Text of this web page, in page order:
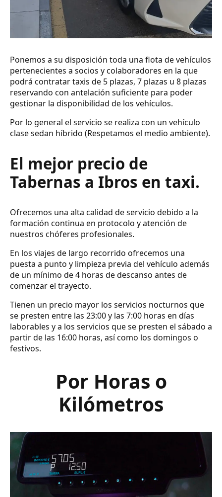
Ponemos a su disposición toda una flota de vehículos
pertenecientes a socios y colaboradores en la que
podrá contratar taxis de 5 plazas, 7 plazas u 8 plazas
reservando con antelación suficiente para poder
gestionar la disponibilidad de los vehículos.
Por lo general el servicio se realiza con un vehículo
clase sedan híbrido (Respetamos el medio ambiente).
El mejor precio de
Tabernas a Ibros en taxi.
Ofrecemos una alta calidad de servicio debido a la
formación continua en protocolo y atención de
nuestros chóferes profesionales.
En los viajes de largo recorrido ofrecemos una
puesta a punto y limpieza previa del vehículo además
de un mínimo de 4 horas de descanso antes de
comenzar el trayecto.
Tienen un precio mayor los servicios nocturnos que
se presten entre las 23:00 y las 7:00 horas en días
laborables y a los servicios que se presten el sábado a
partir de las 16:00 horas, así como los domingos o
festivos.
Por Horas o
Kilómetros